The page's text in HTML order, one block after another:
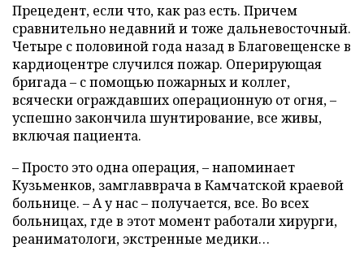
Прецедент, если что, как раз есть. Причем
сравнительно недавний и тоже дальневосточный.
Четыре с половиной года назад в Благовещенске в
кардиоцентре случился пожар. Оперирующая
бригада – с помощью пожарных и коллег,
всячески ограждавших операционную от огня, –
успешно закончила шунтирование, все живы,
включая пациента.
– Просто это одна операция, – напоминает
Кузьменков, замглавврача в Камчатской краевой
больнице. – А у нас – получается, все. Во всех
больницах, где в этот момент работали хирурги,
реаниматологи, экстренные медики…